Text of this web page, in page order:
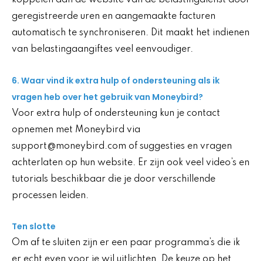
geregistreerde uren en aangemaakte facturen
automatisch te synchroniseren. Dit maakt het indienen
van belastingaangiftes veel eenvoudiger.
6. Waar vind ik extra hulp of ondersteuning als ik
vragen heb over het gebruik van Moneybird?
Voor extra hulp of ondersteuning kun je contact
opnemen met Moneybird via
support@moneybird.com of suggesties en vragen
achterlaten op hun website. Er zijn ook veel video’s en
tutorials beschikbaar die je door verschillende
processen leiden.
Ten slotte
Om af te sluiten zijn er een paar programma’s die ik